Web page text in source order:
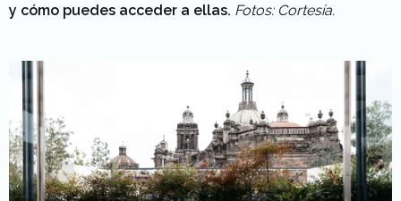
y cómo puedes acceder a ellas. Fotos: Cortesía.